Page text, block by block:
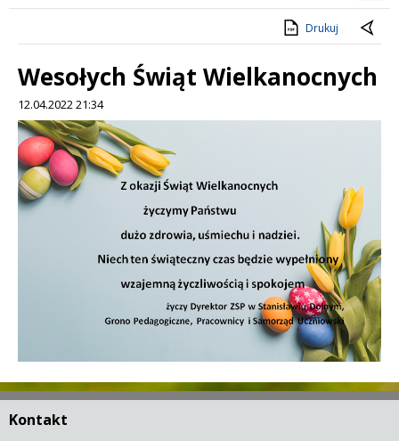
Drukuj
Wesołych Świąt Wielkanocnych
12.04.2022 21:34
Treść
Kontakt